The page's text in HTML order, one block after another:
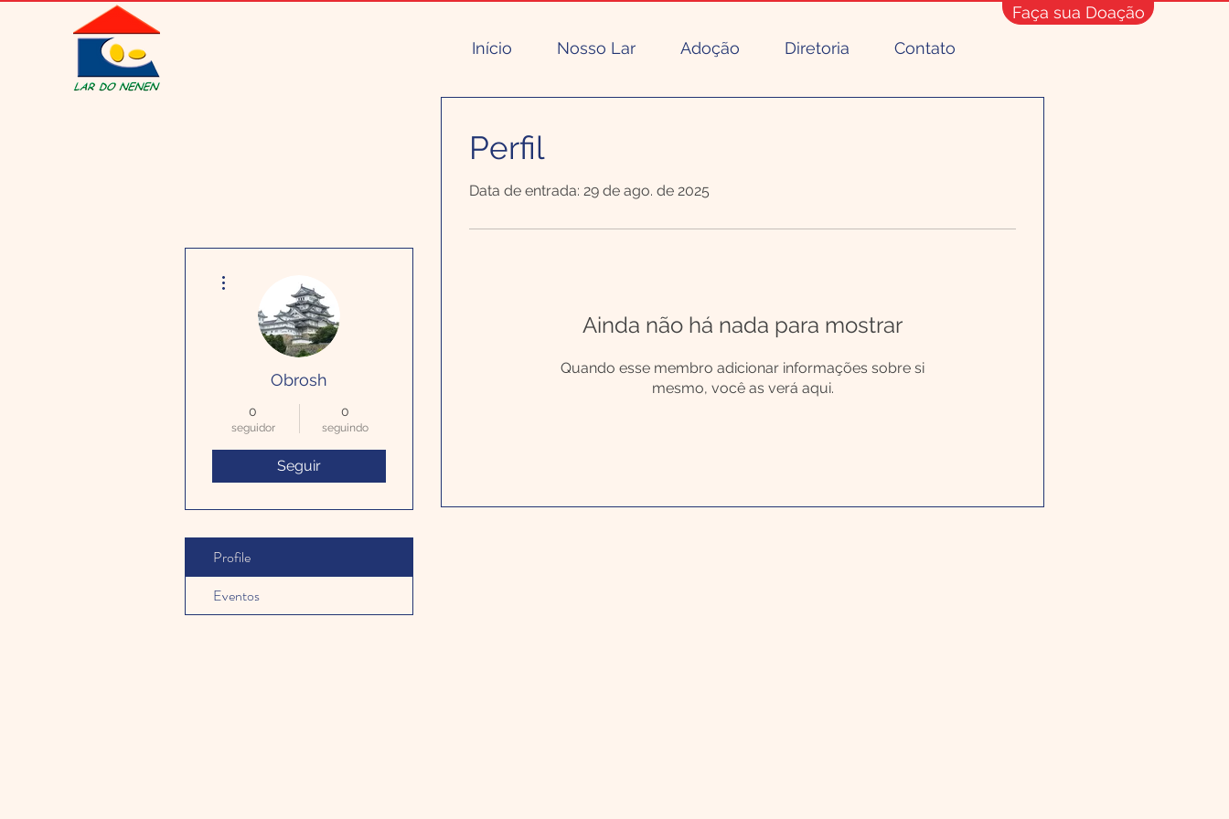
Faça sua Doação
Início
Nosso Lar Adoção Diretoria Contato
Perfil
Data de entrada: 29 de ago. de 2025
Ainda não há nada para mostrar
Quando esse membro adicionar informações sobre si
mesmo, você as verá aqui.
Obrosh
0
seguidor
0
seguindo
Seguir
Profile
Eventos